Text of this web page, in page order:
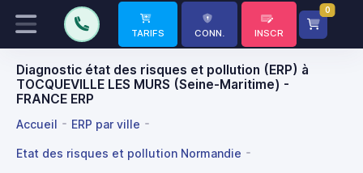
TARIFS CONN. INSCR
0
Diagnostic état des risques et pollution (ERP) à
TOCQUEVILLE LES MURS (Seine-Maritime) -
FRANCE ERP
Accueil ERP par ville
Etat des risques et pollution Normandie